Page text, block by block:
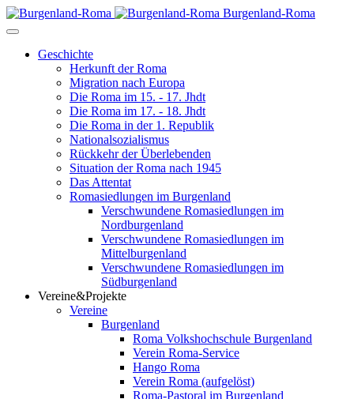
Burgenland-Roma
Geschichte
Herkunft der Roma
Migration nach Europa
Die Roma im 15. - 17. Jhdt
Die Roma im 17. - 18. Jhdt
Die Roma in der 1. Republik
Nationalsozialismus
Rückkehr der Überlebenden
Situation der Roma nach 1945
Das Attentat
Romasiedlungen im Burgenland
Verschwundene Romasiedlungen im
Nordburgenland
Verschwundene Romasiedlungen im
Mittelburgenland
Verschwundene Romasiedlungen im
Südburgenland
Vereine&Projekte
Vereine
Burgenland
Roma Volkshochschule Burgenland
Verein Roma-Service
Hango Roma
Verein Roma (aufgelöst)
Roma-Pastoral im Burgenland